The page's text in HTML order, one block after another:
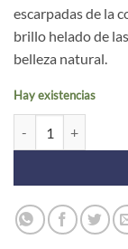
escarpadas de la
brillo helado de
belleza natural.
Hay existencias